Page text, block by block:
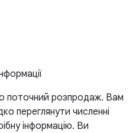
поточний розпродаж. Вам
переглянути численні
інформацію. Ви